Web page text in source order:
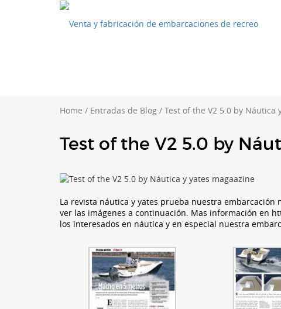
Home / Entradas de Blog / Test of the V2 5.0 by Náutica
Test of the V2 5.0 by
La revista náutica y yates prueba nuestra embarcación
ver las imágenes a continuación. Mas información en
los interesados en náutica y en especial nuestra